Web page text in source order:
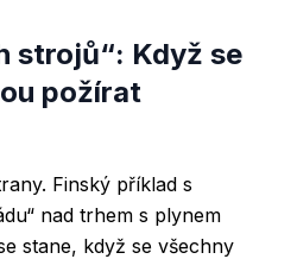
strojů“: Když se
požírat
Finský příklad s
nad trhem s plynem
stane, když se všechny